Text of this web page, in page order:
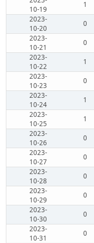
10-19
1
2023-
10-20
0
2023-
10-21
0
2023-
10-22
1
2023-
10-23
0
2023-
10-24
1
2023-
10-25
1
2023-
10-26
0
2023-
10-27
0
2023-
10-28
0
2023-
10-29
0
2023-
10-30
0
2023-
10-31
0